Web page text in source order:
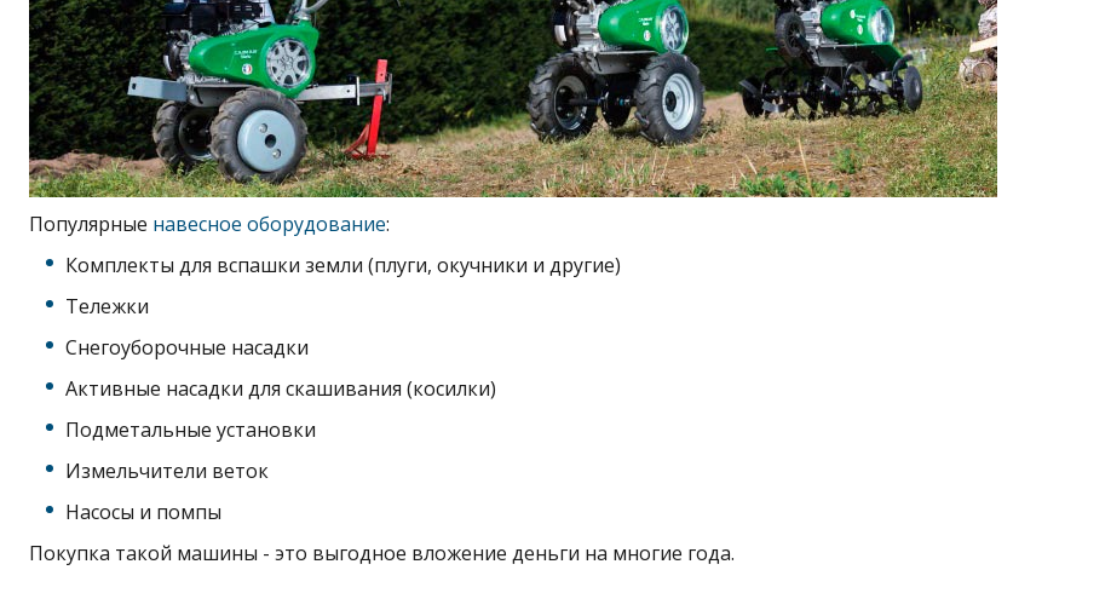
Популярные навесное оборудование:
Комплекты для вспашки земли (плуги, окучники и другие)
Тележки
Снегоуборочные насадки
Активные насадки для скашивания (косилки)
Подметальные установки
Измельчители веток
Насосы и помпы
Покупка такой машины - это выгодное вложение деньги на многие года.